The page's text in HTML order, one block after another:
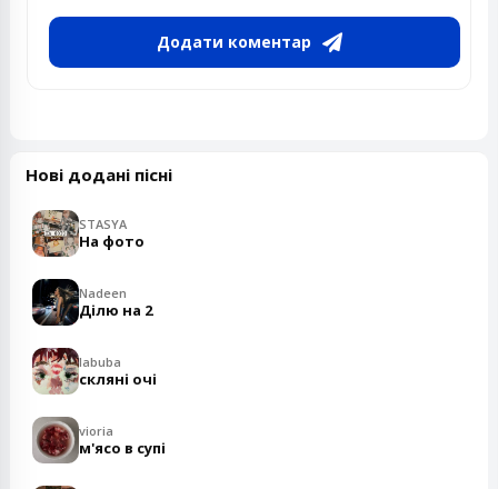
Додати коментар
Нові додані пісні
STASYA
На фото
Nadeen
Ділю на 2
labuba
скляні очі
vioria
м'ясо в супі